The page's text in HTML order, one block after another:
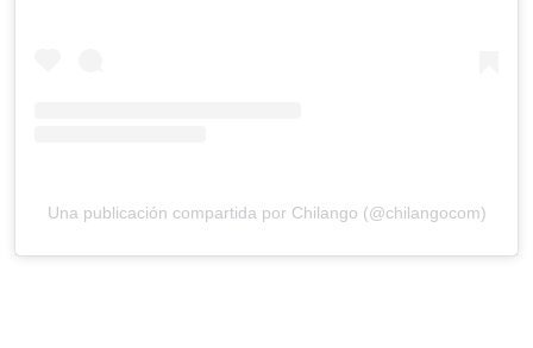
Una publicación compartida por Chilango (@chilangocom)